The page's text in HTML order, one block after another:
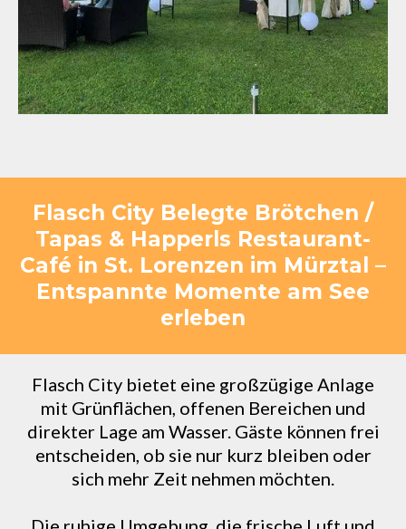
Flasch City Belegte Brötchen /
Tapas & Happerls Restaurant-
Café in St. Lorenzen im Mürztal –
Entspannte Momente am See
erleben
Flasch City bietet eine großzügige Anlage
mit Grünflächen, offenen Bereichen und
direkter Lage am Wasser. Gäste können frei
entscheiden, ob sie nur kurz bleiben oder
sich mehr Zeit nehmen möchten.